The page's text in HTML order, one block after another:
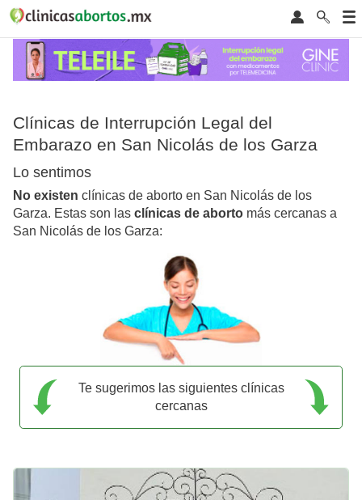
Clínicas de Interrupción Legal del
Embarazo en San Nicolás de los Garza
Lo sentimos
No existen clínicas de aborto en San Nicolás de los
Garza. Estas son las clínicas de aborto más cercanas a
San Nicolás de los Garza:
Te sugerimos las siguientes clínicas
cercanas